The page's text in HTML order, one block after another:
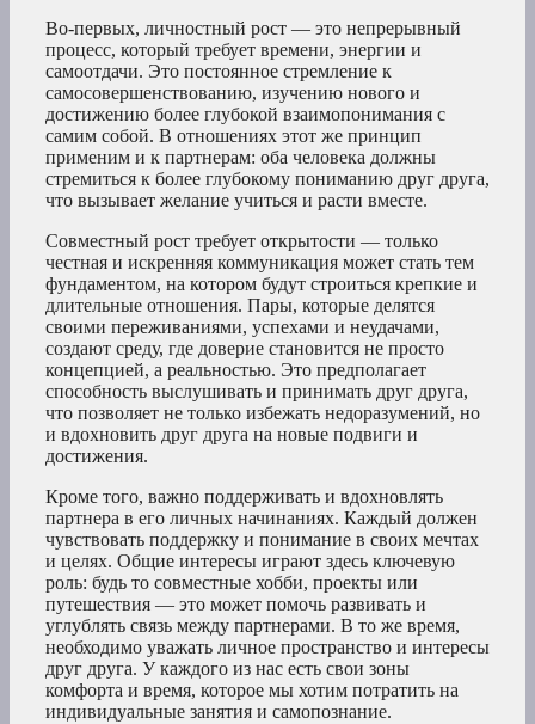
Во-первых, личностный рост — это непрерывный
процесс, который требует времени, энергии и
самоотдачи. Это постоянное стремление к
самосовершенствованию, изучению нового и
достижению более глубокой взаимопонимания с
самим собой. В отношениях этот же принцип
применим и к партнерам: оба человека должны
стремиться к более глубокому пониманию друг друга,
что вызывает желание учиться и расти вместе.
Совместный рост требует открытости — только
честная и искренняя коммуникация может стать тем
фундаментом, на котором будут строиться крепкие и
длительные отношения. Пары, которые делятся
своими переживаниями, успехами и неудачами,
создают среду, где доверие становится не просто
концепцией, а реальностью. Это предполагает
способность выслушивать и принимать друг друга,
что позволяет не только избежать недоразумений, но
и вдохновить друг друга на новые подвиги и
достижения.
Кроме того, важно поддерживать и вдохновлять
партнера в его личных начинаниях. Каждый должен
чувствовать поддержку и понимание в своих мечтах
и целях. Общие интересы играют здесь ключевую
роль: будь то совместные хобби, проекты или
путешествия — это может помочь развивать и
углублять связь между партнерами. В то же время,
необходимо уважать личное пространство и интересы
друг друга. У каждого из нас есть свои зоны
комфорта и время, которое мы хотим потратить на
индивидуальные занятия и самопознание.